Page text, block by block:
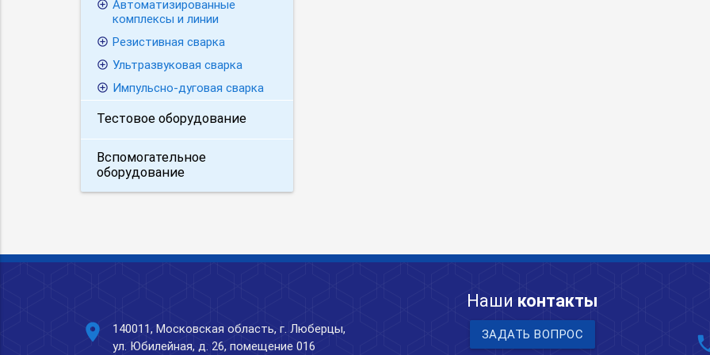
Автоматизированные
комплексы и линии
Резистивная сварка
Ультразвуковая сварка
Импульсно-дуговая сварка
Тестовое оборудование
Вспомогательное
оборудование
Наши контакты
place
140011, Московская область, г. Люберцы,
ул. Юбилейная, д. 26, помещение 016
ЗАДАТЬ ВОПРОС